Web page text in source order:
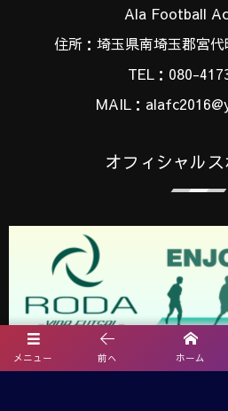
メニュー 前へ ホーム
Ala Football
住所：埼玉県南埼玉郡宮
TEL：080-
MAIL：
オフィシャル